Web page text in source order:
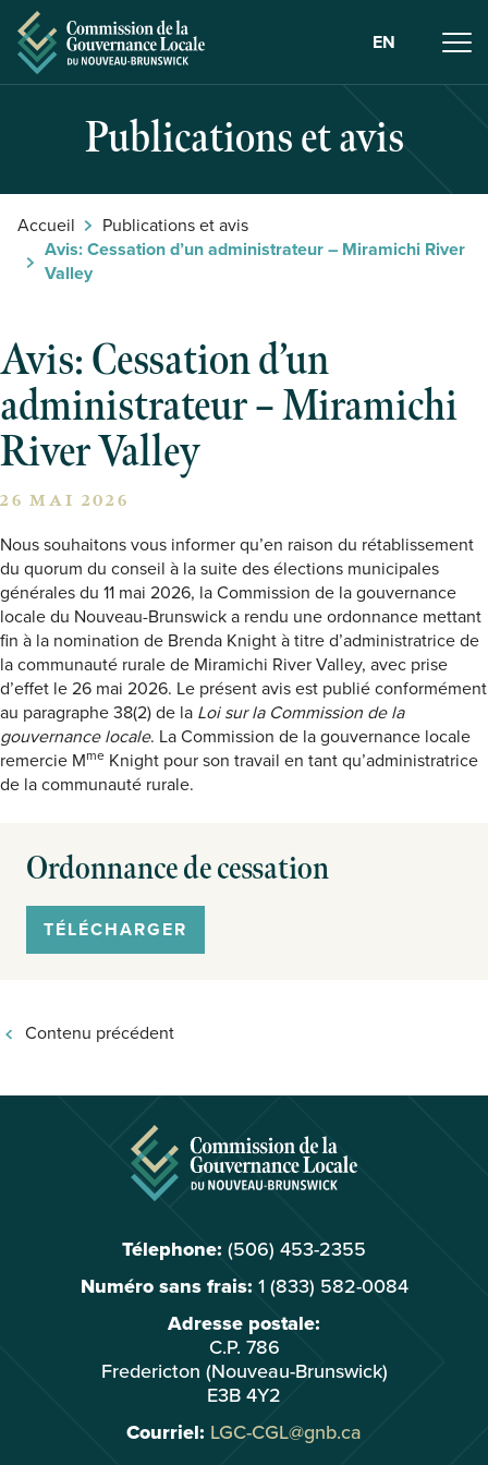
Skip to Content
EN
Publications et avis
Accueil
Publications et avis
Avis: Cessation d’un administrateur – Miramichi River
Valley
Avis: Cessation d’un
administrateur – Miramichi
River Valley
26 MAI 2026
Nous souhaitons vous informer qu’en raison du rétablissement
du quorum du conseil à la suite des élections municipales
générales du 11 mai 2026, la Commission de la gouvernance
locale du Nouveau-Brunswick a rendu une ordonnance mettant
fin à la nomination de Brenda Knight à titre d’administratrice de
la communauté rurale de Miramichi River Valley, avec prise
d’effet le 26 mai 2026. Le présent avis est publié conformément
au paragraphe 38(2) de la Loi sur la Commission de la
gouvernance locale. La Commission de la gouvernance locale
remercie Mme Knight pour son travail en tant qu’administratrice
de la communauté rurale.
Ordonnance de cessation
TÉLÉCHARGER
Contenu précédent
Télephone: (506) 453-2355
Numéro sans frais: 1 (833) 582-0084
Adresse postale:
C.P. 786
Fredericton (Nouveau-Brunswick)
E3B 4Y2
Courriel: LGC-CGL@gnb.ca